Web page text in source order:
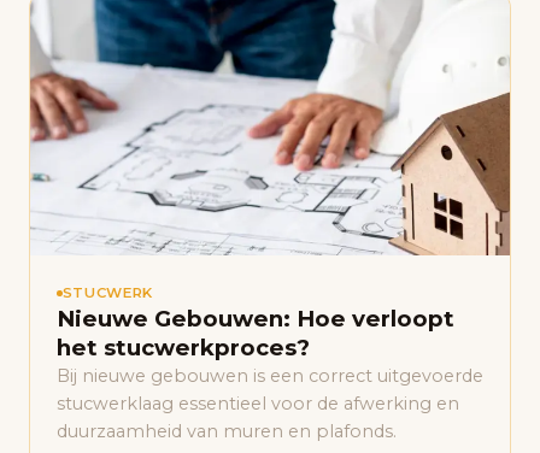
STUCWERK
Nieuwe Gebouwen: Hoe verloopt
het stucwerkproces?
Bij nieuwe gebouwen is een correct uitgevoerde
stucwerklaag essentieel voor de afwerking en
duurzaamheid van muren en plafonds.